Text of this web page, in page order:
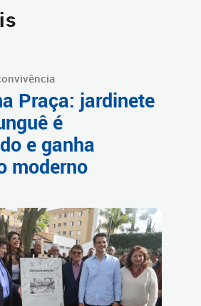
Praça: jardinete
é
e ganha
moderno